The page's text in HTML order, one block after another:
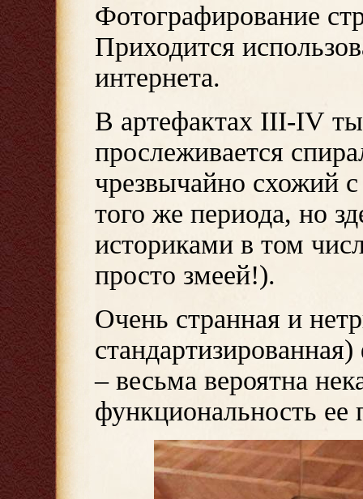
Фотографирование
Приходится
интернета.
В артефактах III-IV
прослеживается
чрезвычайно схожий
того же периода, но
историками в том
просто змеей!).
Очень странная и
– весьма вероятна
функциональность ее